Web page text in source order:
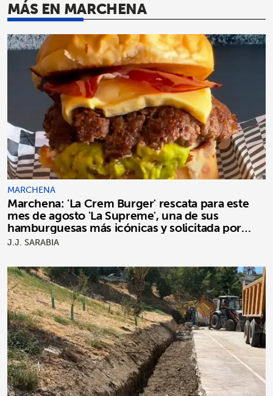
MÁS EN MARCHENA
MARCHENA
Marchena: 'La Crem Burger' rescata para este
mes de agosto 'La Supreme', una de sus
hamburguesas más icónicas y solicitada por
clientes
J.J. SARABIA